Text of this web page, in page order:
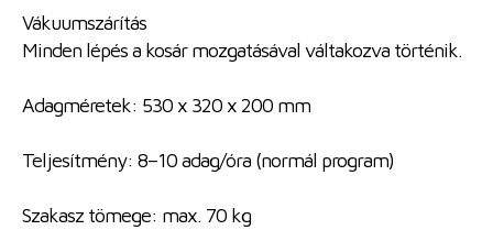
Vákuumszárítás
Minden lépés a kosár mozgatásával váltakozva történik.
Adagméretek: 530 x 320 x 200 mm
Teljesítmény: 8–10 adag/óra (normál program)
Szakasz tömege: max. 70 kg